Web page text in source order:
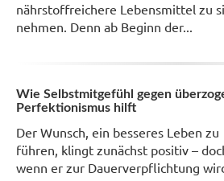
nährstoffreichere Lebensmittel zu
nehmen. Denn ab Beginn der...
Wie Selbstmitgefühl gegen
Perfektionismus hilft
Der Wunsch, ein besseres Leben zu
führen, klingt zunächst positiv –
wenn er zur Dauerverpflichtung